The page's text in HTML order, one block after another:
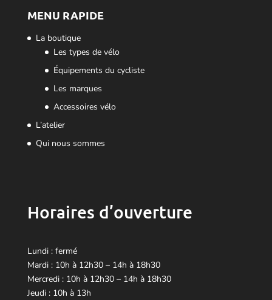
MENU RAPIDE
La boutique
Les types de vélo
Équipements du cycliste
Les marques
Accessoires vélo
L’atelier
Qui nous sommes
Horaires d’ouverture
Lundi : fermé
Mardi : 10h à 12h30 – 14h à 18h30
Mercredi : 10h à 12h30 – 14h à 18h30
Jeudi : 10h à 13h